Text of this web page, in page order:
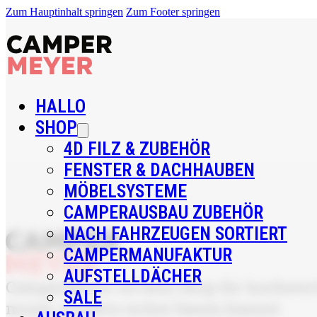
Zum Hauptinhalt springen Zum Footer springen
HALLO
SHOP
4D FILZ & ZUBEHÖR
FENSTER & DACHHAUBEN
MÖBELSYSTEME
CAMPERAUSBAU ZUBEHÖR
NACH FAHRZEUGEN SORTIERT
CAMPERMANUFAKTUR
AUFSTELLDÄCHER
SALE
CamperMeyer ist Dein Shop für
musst, sondern sicher bauen kannst.